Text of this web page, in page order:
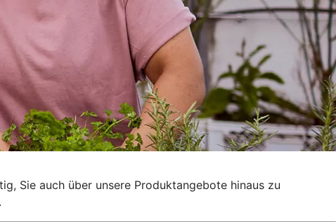
Sie auch über unsere Produktangebote hinaus zu